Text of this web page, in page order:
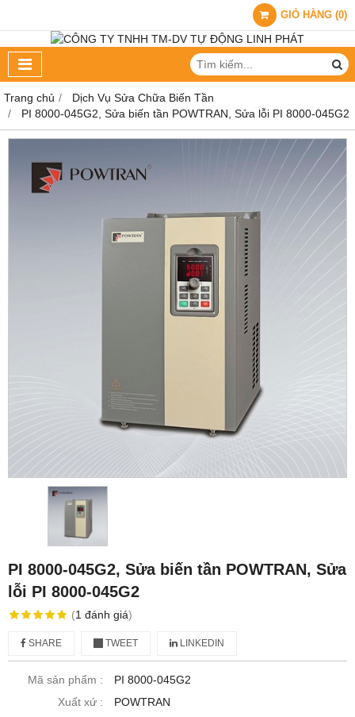
GIỎ HÀNG (0)
Trang chủ
Dịch Vụ Sửa Chữa Biến Tần
PI 8000-045G2, Sửa biến tần POWTRAN, Sửa lỗi PI 8000-045G2
PI 8000-045G2, Sửa biến tần POWTRAN, Sửa
lỗi PI 8000-045G2
(1 đánh giá)
SHARE TWEET LINKEDIN
Mã sản phẩm :
PI 8000-045G2
Xuất xứ :
POWTRAN